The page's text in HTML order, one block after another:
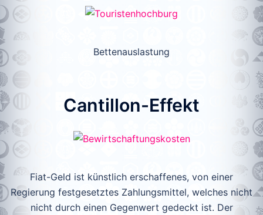
Bettenauslastung
Cantillon-Effekt
Fiat-Geld ist künstlich erschaffenes, von einer
Regierung festgesetztes Zahlungsmittel, welches nicht
nicht durch einen Gegenwert gedeckt ist. Der